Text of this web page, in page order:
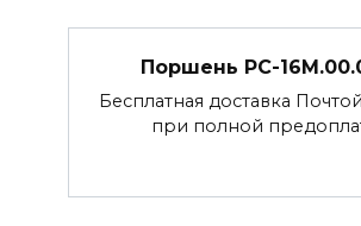
Поршень РС-
Бесплатная доставка
при полной